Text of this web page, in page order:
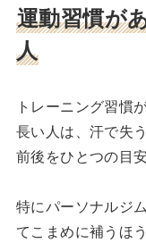
運動習慣が
人
トレーニング習慣
長い人は、汗で失
前後をひとつの目
特にパーソナルジ
てこまめに補うほ